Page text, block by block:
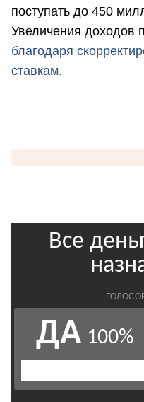
поступать до 450
Увеличения доходов
благодаря
ставкам.